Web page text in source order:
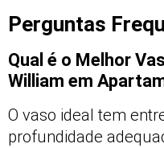
Perguntas
Qual é o Melhor
William em
O vaso ideal tem
profundidade